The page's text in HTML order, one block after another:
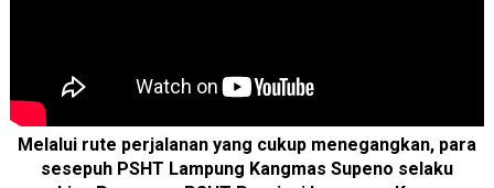
Melalui rute perjalanan yang cukup menegangkan, para
sesepuh PSHT Lampung Kangmas Supeno selaku